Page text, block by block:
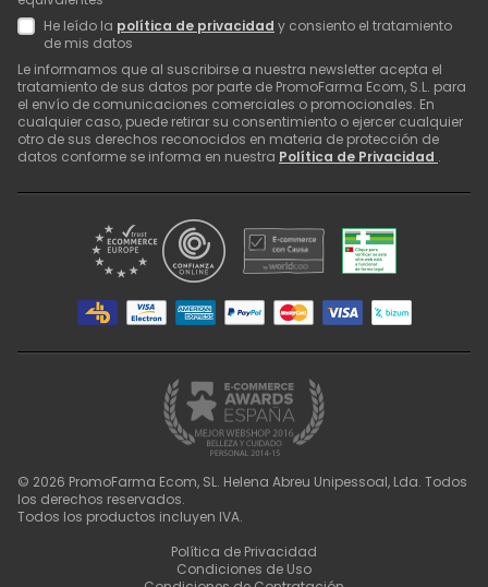
He leído la política de privacidad y consiento el tratamiento
de mis datos
Le informamos que al suscribirse a nuestra newsletter acepta el
tratamiento de sus datos por parte de PromoFarma Ecom, S.L. para
el envío de comunicaciones comerciales o promocionales. En
cualquier caso, puede retirar su consentimiento o ejercer cualquier
otro de sus derechos reconocidos en materia de protección de
datos conforme se informa en nuestra Política de Privacidad .
© 2026 PromoFarma Ecom, SL. Helena Abreu Unipessoal, Lda. Todos
los derechos reservados.
Todos los productos incluyen IVA.
Política de Privacidad
Condiciones de Uso